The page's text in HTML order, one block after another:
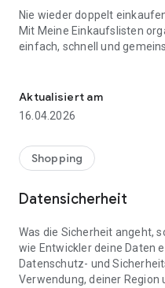
Nie wieder doppelt
Mit Meine Einkaufslisten
einfach, schnell und
👨‍👩‍👧 Gemeinsame
⚡ Superschnell & einfach:
sofort loslegen.
📱 Immer dabei: Deine Einkaufsliste ist jederzeit auf deinem
🤝 Teilen leicht gemacht:
Einkauf gemeinsam.
Aktualisiert am
16.04.2026
Shopping
Datensicherheit
Was die Sicherheit angeht,
wie Entwickler deine Daten
Datenschutz- und
Verwendung, deiner Region